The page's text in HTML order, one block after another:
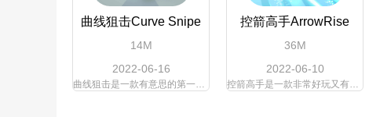
曲线狙击Curve Snipe
14M
2022-06-16
曲线狙击是一款有意思的第一人称狙击射击闯关玩法手游，在这款游戏中玩家将扮演狙击手，在高处架设狙击枪，计算子弹下落的抛物线，找准角度，一击消灭目标敌人，多种不同场景的关卡等待玩家来体验，考验玩家的射击精度，感兴趣的朋友就快来下载曲线狙击最新版体验吧！
控箭高手ArrowRise
36M
2022-06-10
控箭高手是一款非常好玩又有意思的趣味休闲跑酷射击闯关游戏，在游戏中，玩家需要使用弓箭来进行闯关，你需要控制弓箭的飞行，并且在飞行的途中收集各种道具来帮助自己增加弓箭的数量，等到了最后关卡需要一定数量的弓箭才能打败boss，游戏的玩法内容丰富，趣味性十足。欢迎广大玩家们进行下载。